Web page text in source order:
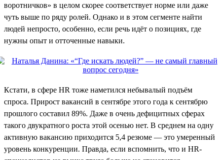
воротничков» в целом скорее соответствует норме или даже
чуть выше по ряду ролей. Однако и в этом сегменте найти
людей непросто, особенно, если речь идёт о позициях, где
нужны опыт и отточенные навыки.
Кстати, в сфере HR тоже наметился небывалый подъём
спроса. Прирост вакансий в сентябре этого года к сентябрю
прошлого составил 89%. Даже в очень дефицитных сферах
такого двукратного роста этой осенью нет. В среднем на одну
активную вакансию приходится 5,4 резюме — это умеренный
уровень конкуренции. Правда, если вспомнить, что и HR-